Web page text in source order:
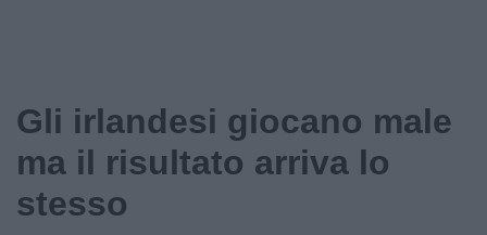
Gli irlandesi giocano male
ma il risultato arriva lo
stesso